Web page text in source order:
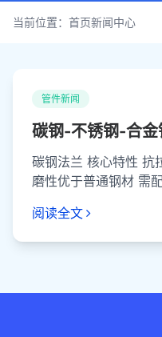
当前位置： 首页新闻中心
管件新闻
碳钢-不锈钢-合
碳钢法兰 核心特性
磨性优于普通钢材 需
阅读全文